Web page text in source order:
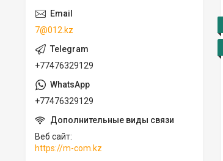
7@012.kz
+77476329129
+77476329129
Веб сайт
https://m-com.kz